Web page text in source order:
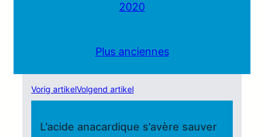
2020
Plus anciennes
Vorig artikelVolgend artikel
L’acide anacardique s’avère sauver